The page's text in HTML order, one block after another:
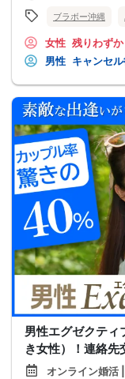
ブラボー沖縄
女性 残りわずか
男性 キャンセ
男性エグゼクティ
き女性）！連絡先
オンライン婚